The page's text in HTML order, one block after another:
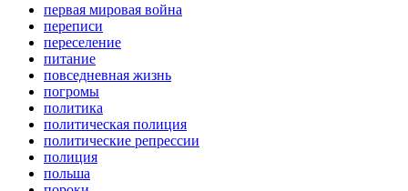
первая мировая война
переписи
переселение
питание
повседневная жизнь
погромы
политика
политическая полиция
политические репрессии
полиция
польша